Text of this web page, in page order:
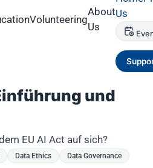
Volunteering
About
Us
Us
und
EU AI Act auf sich?
Data Ethics Data Governance